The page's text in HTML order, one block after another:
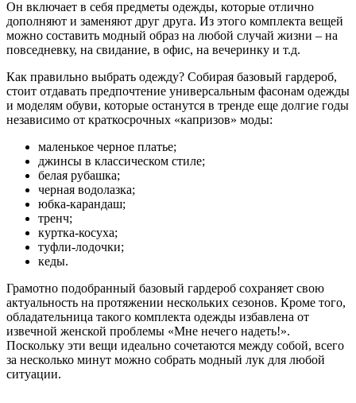
Он включает в себя предметы одежды, которые отлично
дополняют и заменяют друг друга. Из этого комплекта вещей
можно составить модный образ на любой случай жизни – на
повседневку, на свидание, в офис, на вечеринку и т.д.
Как правильно выбрать одежду? Собирая базовый гардероб,
стоит отдавать предпочтение универсальным фасонам одежды
и моделям обуви, которые останутся в тренде еще долгие годы
независимо от краткосрочных «капризов» моды:
маленькое черное платье;
джинсы в классическом стиле;
белая рубашка;
черная водолазка;
юбка-карандаш;
тренч;
куртка-косуха;
туфли-лодочки;
кеды.
Грамотно подобранный базовый гардероб сохраняет свою
актуальность на протяжении нескольких сезонов. Кроме того,
обладательница такого комплекта одежды избавлена от
извечной женской проблемы «Мне нечего надеть!».
Поскольку эти вещи идеально сочетаются между собой, всего
за несколько минут можно собрать модный лук для любой
ситуации.